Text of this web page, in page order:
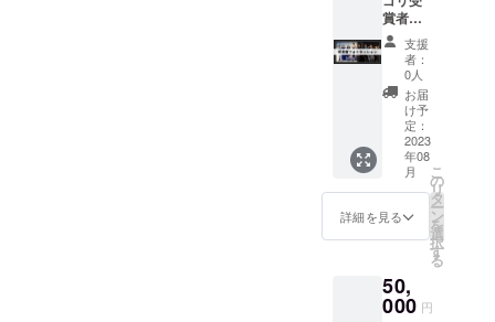
ムまた
はチ
ケット
サイト
をお送
り致し
ますの
で、そ
ちらか
らご予
約くだ
IREメッ
セージ
より
Google
フォー
ムまた
はチ
ケット
サイト
をお送
り致し
ますの
で、そ
い。
賞者全
員とス
テージ
上で
フォト
セッ
ション
の権利
支援
者：
0人
お届
け予
定：
2023
年08
月
詳細を見る
こ
の
リ
タ
ー
ン
を
選
択
す
る
50,
000 円